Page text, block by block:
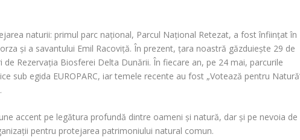
naturii: primul parc național, Parcul Național Retezat, a fost înființat în
și a savantului Emil Racoviță. În prezent, țara noastră găzduiește 29 de
Rezervația Biosferei Delta Dunării. În fiecare an, pe 24 mai, parcurile
sub egida EUROPARC, iar temele recente au fost „Votează pentru
accent pe legătura profundă dintre oameni și natură, dar și pe nevoia de
pentru protejarea patrimoniului natural comun.